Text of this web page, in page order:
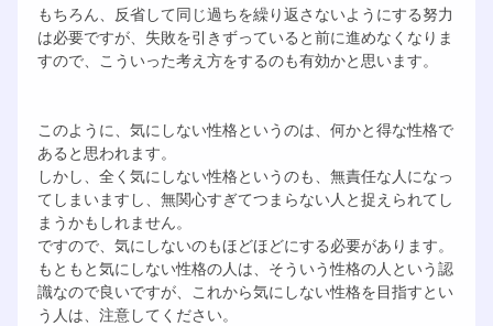
もちろん、反省して同じ過ちを繰り返さないようにする努力
は必要ですが、失敗を引きずっていると前に進めなくなりま
すので、こういった考え方をするのも有効かと思います。
このように、気にしない性格というのは、何かと得な性格で
あると思われます。
しかし、全く気にしない性格というのも、無責任な人になっ
てしまいますし、無関心すぎてつまらない人と捉えられてし
まうかもしれません。
ですので、気にしないのもほどほどにする必要があります。
もともと気にしない性格の人は、そういう性格の人という認
識なので良いですが、これから気にしない性格を目指すとい
う人は、注意してください。